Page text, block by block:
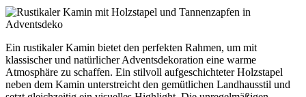
Ein rustikaler Kamin bietet den perfekten Rahmen, um mit
klassischer und natürlicher Adventsdekoration eine warme
Atmosphäre zu schaffen. Ein stilvoll aufgeschichteter Holzstapel
neben dem Kamin unterstreicht den gemütlichen Landhausstil und